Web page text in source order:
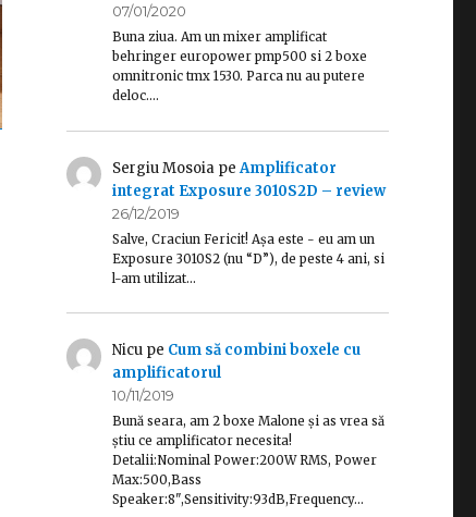
07/01/2020
Buna ziua. Am un mixer amplificat
behringer europower pmp500 si 2 boxe
omnitronic tmx 1530. Parca nu au putere
deloc.…
Sergiu Mosoia peAmplificator
integrat Exposure 3010S2D – review
26/12/2019
Salve, Craciun Fericit! Așa este - eu am un
Exposure 3010S2 (nu “D”), de peste 4 ani, si
l-am utilizat…
Nicu pe Cum să combini boxele cu
amplificatorul
10/11/2019
Bună seara, am 2 boxe Malone și as vrea să
știu ce amplificator necesita!
Detalii:Nominal Power:200W RMS, Power
Max:500,Bass
Speaker:8",Sensitivity:93dB,Frequency…